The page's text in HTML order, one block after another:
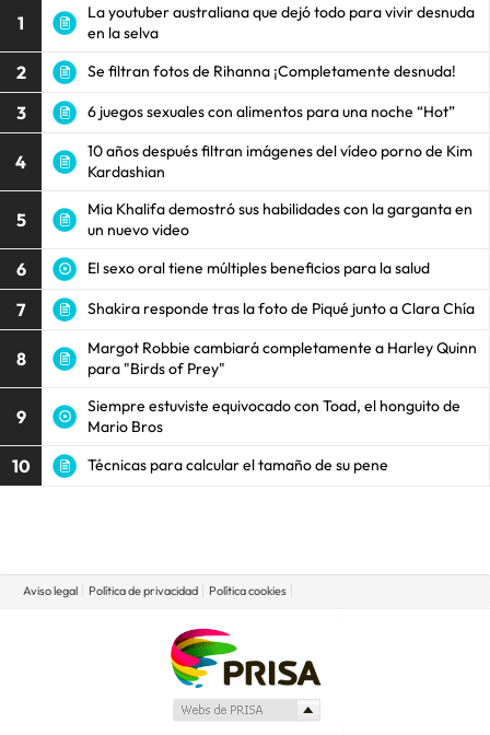
1
La youtuber australiana que dejó todo para vivir desnuda
en la selva
2 Se filtran fotos de Rihanna ¡Completamente desnuda!
3 6 juegos sexuales con alimentos para una noche “Hot”
4
10 años después filtran imágenes del vídeo porno de Kim
Kardashian
5
Mia Khalifa demostró sus habilidades con la garganta en
un nuevo video
6 El sexo oral tiene múltiples beneficios para la salud
7 Shakira responde tras la foto de Piqué junto a Clara Chía
8
Margot Robbie cambiará completamente a Harley Quinn
para "Birds of Prey"
9
Siempre estuviste equivocado con Toad, el honguito de
Mario Bros
10 Técnicas para calcular el tamaño de su pene
Aviso legal Política de privacidad Política cookies